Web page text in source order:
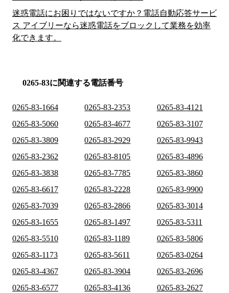
迷惑電話にお困りではないですか？電話自動応答サービ
ス アイブリーなら迷惑電話をブロックして業務を効率
化できます。
0265-83に関連する電話番号
0265-83-1664 0265-83-2353
0265-83-4121
0265-83-5060
0265-83-4677
0265-83-3107
0265-83-3809
0265-83-2929
0265-83-9943
0265-83-2362
0265-83-8105
0265-83-4896
0265-83-3838
0265-83-7785
0265-83-3860
0265-83-6617
0265-83-2228
0265-83-9900
0265-83-7039
0265-83-2866
0265-83-3014
0265-83-1655
0265-83-1497
0265-83-5311
0265-83-5510
0265-83-1189
0265-83-5806
0265-83-1173
0265-83-5611
0265-83-0264
0265-83-4367
0265-83-3904
0265-83-2696
0265-83-6577
0265-83-4136
0265-83-2627